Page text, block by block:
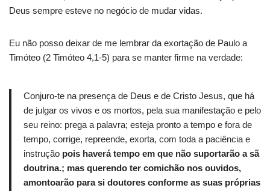
Deus sempre esteve no negócio de mudar vidas.
Eu não posso deixar de me lembrar da exortação de Paulo a
Timóteo (2 Timóteo 4,1-5) para se manter firme na verdade:
Conjuro-te na presença de Deus e de Cristo Jesus, que há
de julgar os vivos e os mortos, pela sua manifestação e pelo
seu reino: prega a palavra; esteja pronto a tempo e fora de
tempo, corrige, repreende, exorta, com toda a paciência e
instrução pois haverá tempo em que não suportarão a sã
doutrina.; mas querendo ter comichão nos ouvidos,
amontoarão para si doutores conforme as suas próprias